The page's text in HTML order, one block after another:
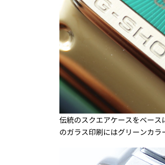
伝統のスクエアケースをベース
のガラス印刷にはグリーンカラ